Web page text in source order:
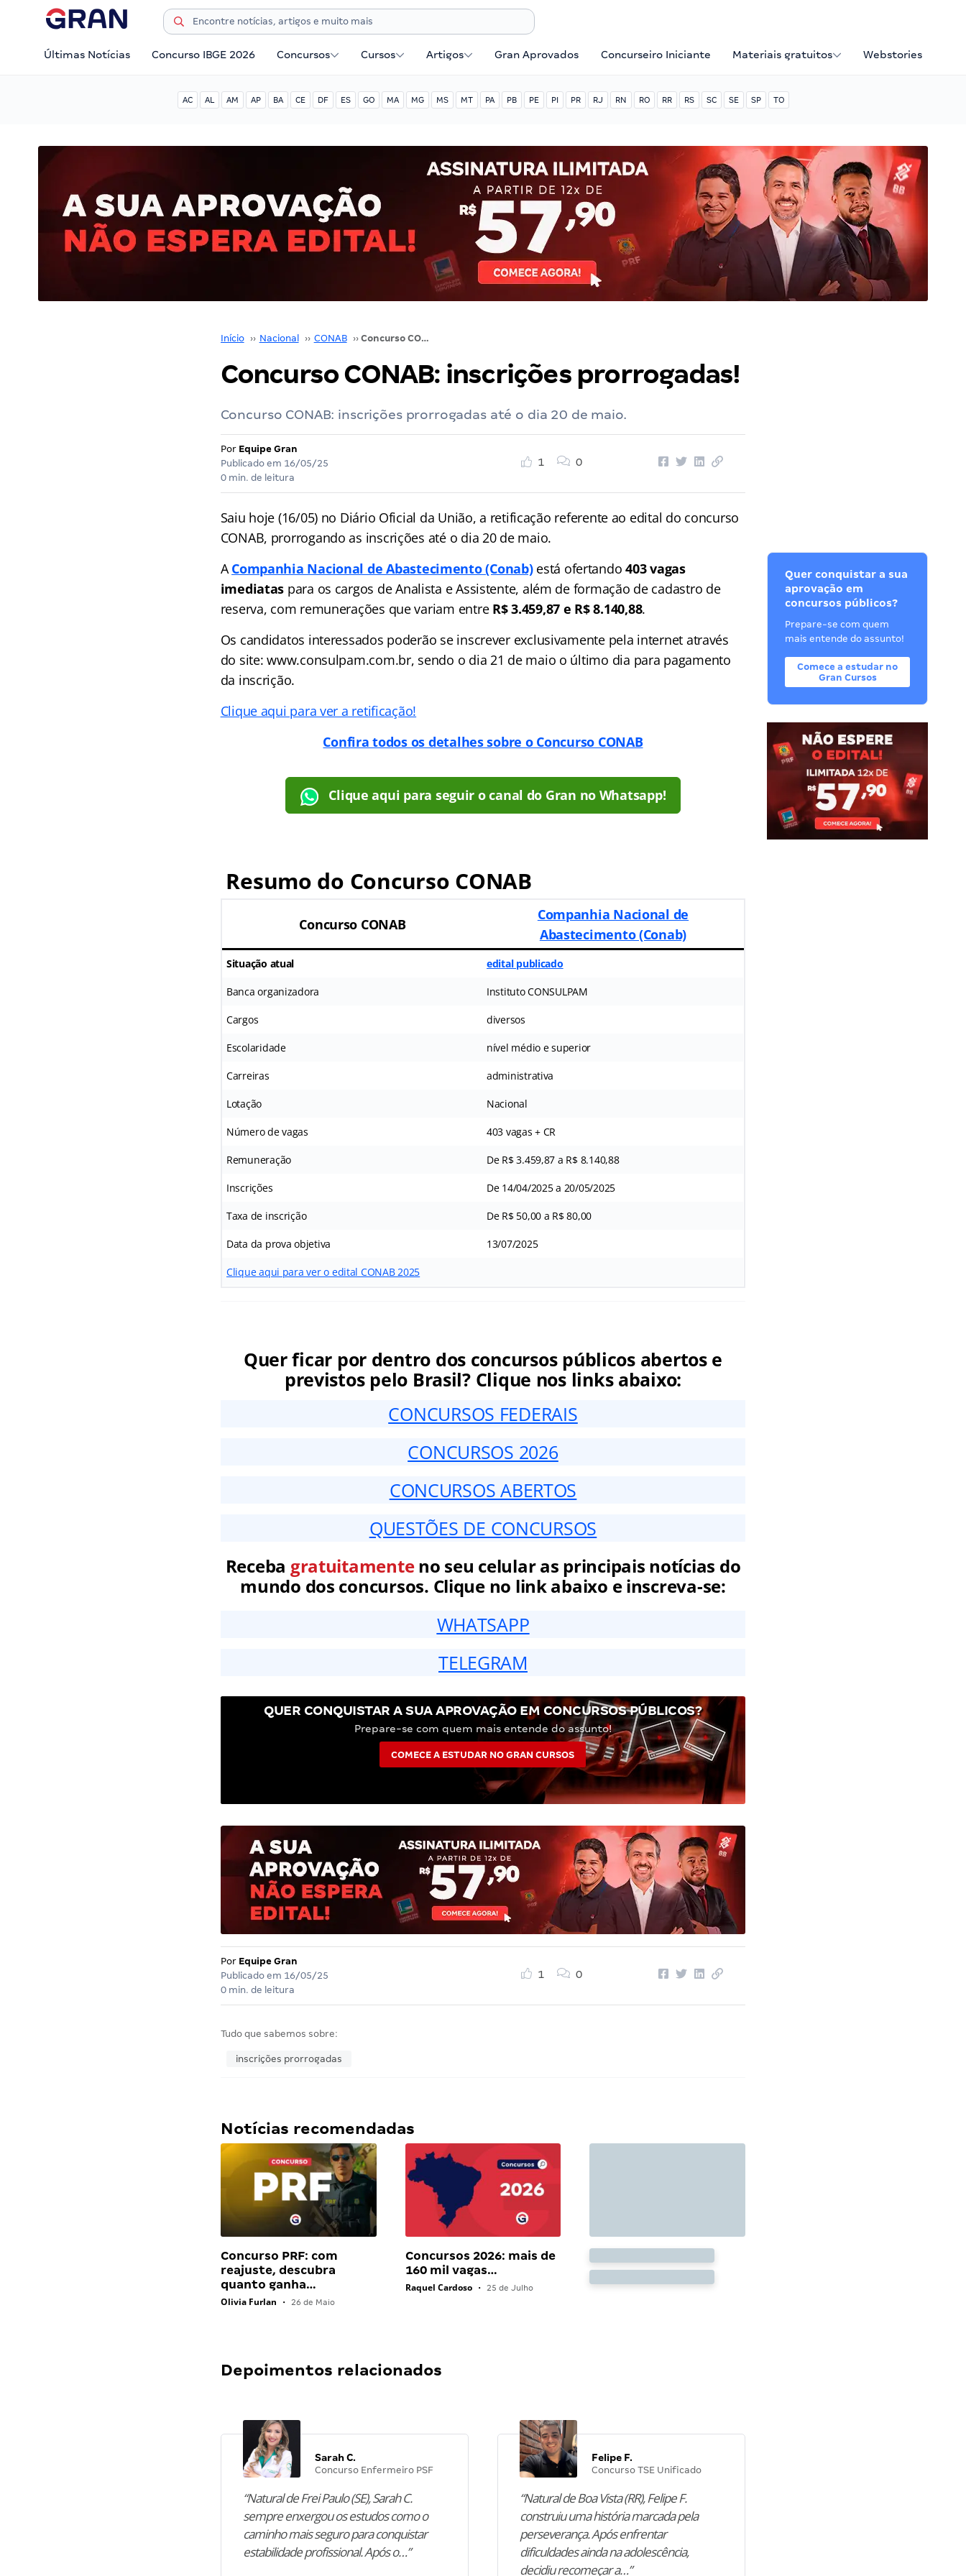
Últimas Notícias Concurso IBGE 2026 Concursos Cursos Artigos Gran Aprovados Concurseiro Iniciante Materiais gratuitos Webstories
AC AL AM AP BA CE DF ES GO MA MG MS MT PA PB PE PI PR RJ RN RO RR RS SC SE SP TO
Início ›› Nacional ›› CONAB ›› Concurso CONAB: inscrições prorrogadas!
Concurso CONAB: inscrições prorrogadas!
Concurso CONAB: inscrições prorrogadas até o dia 20 de maio.
Por Equipe Gran
Publicado em 16/05/25
0 min. de leitura
1 0
Saiu hoje (16/05) no Diário Oficial da União, a retificação referente ao edital do concurso
CONAB, prorrogando as inscrições até o dia 20 de maio.
A Companhia Nacional de Abastecimento (Conab) está ofertando403 vagas
imediatas para os cargos de Analista e Assistente, além de formação de cadastro de
reserva, com remunerações que variam entre R$ 3.459,87 e R$ 8.140,88.
Os candidatos interessados poderão se inscrever exclusivamente pela internet através
do site: www.consulpam.com.br, sendo o dia 21 de maio o último dia para pagamento
da inscrição.
Clique aqui para ver a retificação!
Confira todos os detalhes sobre o Concurso CONAB
Clique aqui para seguir o canal do Gran no Whatsapp!
Resumo do Concurso CONAB
Concurso CONAB
Companhia Nacional de
Abastecimento (Conab)
Situação atual edital publicado
Banca organizadora Instituto CONSULPAM
Cargos diversos
Escolaridade nível médio e superior
Carreiras administrativa
Lotação Nacional
Número de vagas 403 vagas + CR
Remuneração De R$ 3.459,87 a R$ 8.140,88
Inscrições De 14/04/2025 a 20/05/2025
Taxa de inscrição De R$ 50,00 a R$ 80,00
Data da prova objetiva 13/07/2025
Clique aqui para ver o edital CONAB 2025
Quer ficar por dentro dos concursos públicos abertos e
previstos pelo Brasil? Clique nos links abaixo:
CONCURSOS FEDERAIS
CONCURSOS 2026
CONCURSOS ABERTOS
QUESTÕES DE CONCURSOS
Receba gratuitamenteno seu celular as principais notícias do
mundo dos concursos. Clique no link abaixo e inscreva-se:
WHATSAPP
TELEGRAM
QUER CONQUISTAR A SUA APROVAÇÃO EM CONCURSOS PÚBLICOS?
Prepare-se com quem mais entende do assunto!
COMECE A ESTUDAR NO GRAN CURSOS
Por Equipe Gran
Publicado em 16/05/25
0 min. de leitura
1 0
Tudo que sabemos sobre:
inscrições prorrogadas
Notícias recomendadas
Concurso PRF: com
reajuste, descubra
quanto ganha…
Olivia Furlan • 26 de Maio
Concursos 2026: mais de
160 mil vagas…
Raquel Cardoso • 25 de Julho
Depoimentos relacionados
Sarah C.
Concurso Enfermeiro PSF
“Natural de Frei Paulo (SE), Sarah C.
sempre enxergou os estudos como o
caminho mais seguro para conquistar
estabilidade profissional. Após o…”
Felipe F.
Concurso TSE Unificado
“Natural de Boa Vista (RR), Felipe F.
construiu uma história marcada pela
perseverança. Após enfrentar
dificuldades ainda na adolescência,
decidiu recomeçar a…”
Quer conquistar a sua
aprovação em
concursos públicos?
Prepare-se com quem
mais entende do assunto!
Comece a estudar no
Gran Cursos